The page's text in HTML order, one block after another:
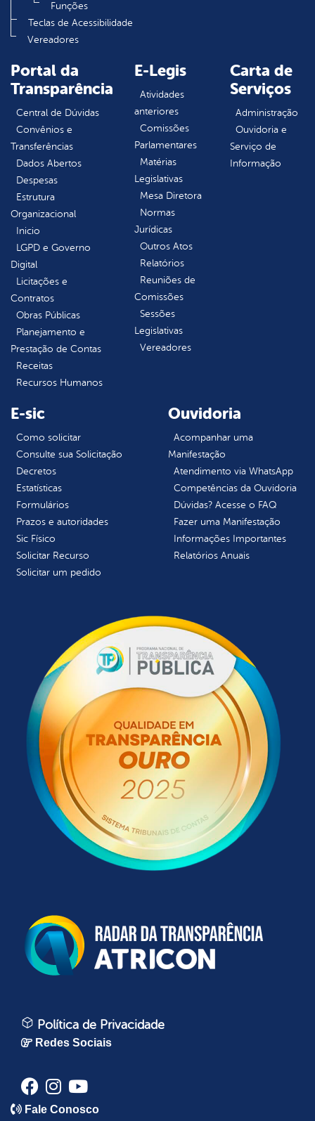
Funções
Teclas de Acessibilidade
Vereadores
Portal da
Transparência
Central de Dúvidas
Convênios e
Transferências
Dados Abertos
Despesas
Estrutura
Organizacional
Inicio
LGPD e Governo
Digital
Licitações e
Contratos
Obras Públicas
Planejamento e
Prestação de Contas
Receitas
Recursos Humanos
E-Legis
Atividades
anteriores
Comissões
Parlamentares
Matérias
Legislativas
Mesa Diretora
Normas
Jurídicas
Outros Atos
Relatórios
Reuniões de
Comissões
Sessões
Legislativas
Vereadores
Carta de
Serviços
Administração
Ouvidoria e
Serviço de
Informação
E-sic
Como solicitar
Consulte sua Solicitação
Decretos
Estatísticas
Formulários
Prazos e autoridades
Sic Físico
Solicitar Recurso
Solicitar um pedido
Ouvidoria
Acompanhar uma
Manifestação
Atendimento via WhatsApp
Competências da Ouvidoria
Dúvidas? Acesse o FAQ
Fazer uma Manifestação
Informações Importantes
Relatórios Anuais
Política de Privacidade
Redes Sociais
Fale Conosco